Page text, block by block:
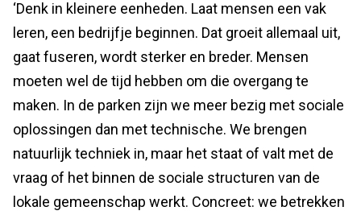
‘Denk in kleinere eenheden. Laat mensen een vak
leren, een bedrijfje beginnen. Dat groeit allemaal uit,
gaat fuseren, wordt sterker en breder. Mensen
moeten wel de tijd hebben om die overgang te
maken. In de parken zijn we meer bezig met sociale
oplossingen dan met technische. We brengen
natuurlijk techniek in, maar het staat of valt met de
vraag of het binnen de sociale structuren van de
lokale gemeenschap werkt. Concreet: we betrekken